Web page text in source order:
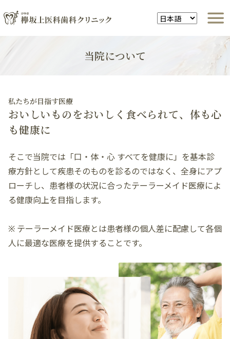
当院について
私たちが目指す医療
おいしいものをおいしく食べられて、体も心
も健康に
そこで当院では「口・体・心 すべてを健康に」を基本診
療方針として疾患そのものを診るのではなく、全身にアプ
ローチし、患者様の状況に合ったテーラーメイド医療によ
る健康向上を目指します。
※ テーラーメイド医療とは患者様の個人差に配慮して各個
人に最適な医療を提供することです。